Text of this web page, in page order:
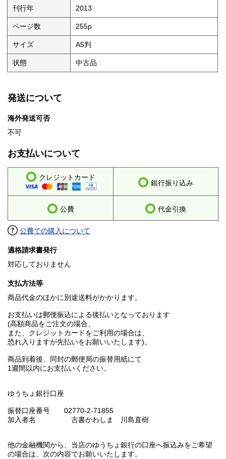
刊行年 2013
ページ数 255p
サイズ A5判
状態 中古品
発送について
海外発送可否
不可
お支払いについて
クレジットカード
銀行振り込み
公費 代金引換
公費での購入について
適格請求書発行
対応しておりません
支払方法等
商品代金のほかに別途送料がかかります。
お支払いは郵便振込による後払いとなっております
(高額商品をご注文の場合、
また、クレジットカードをご利用の場合は、
恐れ入りますが先払いをお願いいたします)。
商品到着後、同封の郵便局の振替用紙にて
1週間以内にお支払いください。
ゆうちょ銀行口座
振替口座番号 02770-2-71855
加入者名 古書かわしま 川島直樹
他の金融機関から、当店のゆうちょ銀行の口座へ振込みをご希望
の場合は、次の内容でお願いいたします。